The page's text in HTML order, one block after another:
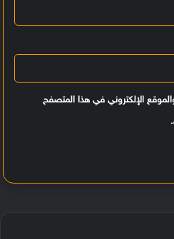
الإلكتروني في هذا المتصفح